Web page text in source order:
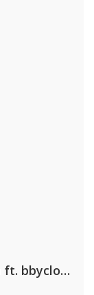
BL3SS x CamrinWatsin ft. bbyclose